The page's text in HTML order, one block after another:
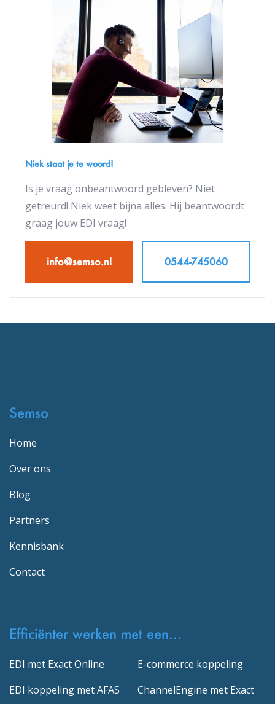
Ontvangstbevestiging (APERAK)
Orderbevestiging (ORDERSP)
Pakbon (DESADV)
Factuur (INVOIC)
Semso EDI koppeling. Om echt te kunnen starten met
testen is echter wel een GLN nodig. Een GLN is aan te
vragen via GS1. Opdezepagina zijn de tarieven te
vinden, onder het kopje "GS1 Locatiepakketten (GLN)."
Voor het ontvangen van orders en verzenden van
facturen en pakbonnen volstaat 1 GLN.
Niek staat je te woord!
Is je vraag onbeantwoord gebleven? Niet
getreurd! Niek weet bijna alles. Hij beantwoordt
graag jouw EDI vraag!
info@semso.nl 0544-745060
Semso
Home
Over ons
Blog
Partners
Kennisbank
Contact
Efficiënter werken met een...
EDI met Exact Online
EDI koppeling met AFAS
E-commerce koppeling
ChannelEngine met Exact